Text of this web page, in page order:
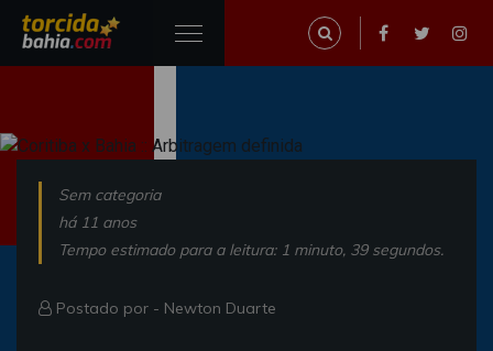
Sem categoria
há 11 anos
Tempo estimado para a leitura: 1 minuto, 39 segundos.
Postado por - Newton Duarte